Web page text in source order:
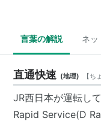
言葉の解説 ネッ
直通快速 (地理) 【ち
JR西日本が運転し
Rapid Service(D